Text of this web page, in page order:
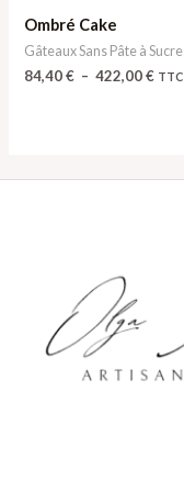
Ombré Cake
Gâteaux Sans Pâte à Sucre
84,40€ – 422,00€ TTC